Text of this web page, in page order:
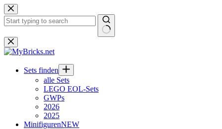
Zum
Inhalt
springen
Keine
Ergebnisse
Sets finden
alle Sets
LEGO EOL-Sets
GWPs
2026
2025
MinifigurenNEW